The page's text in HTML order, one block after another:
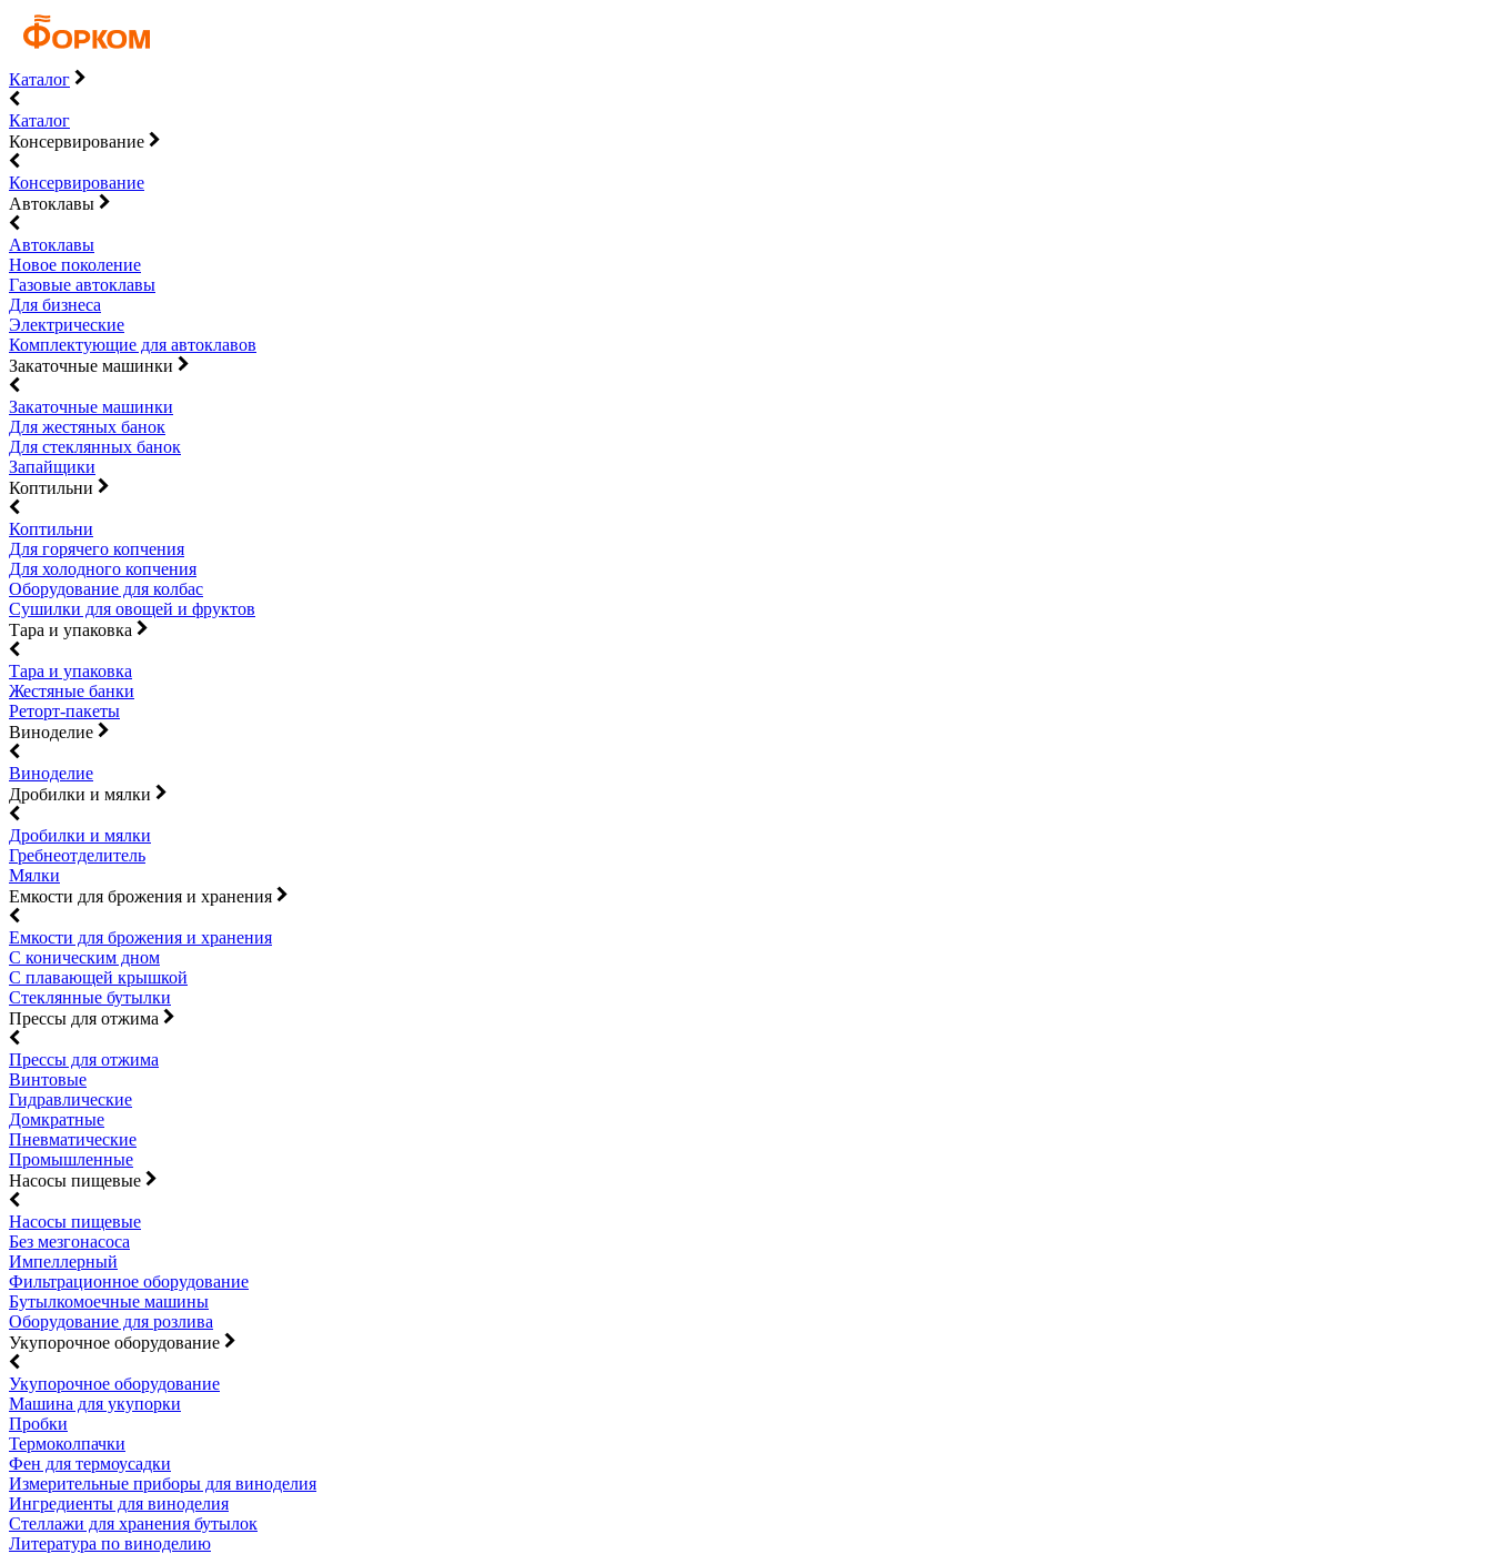
Каталог
Каталог
Консервирование
Консервирование
Автоклавы
Автоклавы
Новое поколение
Газовые автоклавы
Для бизнеса
Электрические
Комплектующие для автоклавов
Закаточные машинки
Закаточные машинки
Для жестяных банок
Для стеклянных банок
Запайщики
Коптильни
Коптильни
Для горячего копчения
Для холодного копчения
Оборудование для колбас
Сушилки для овощей и фруктов
Тара и упаковка
Тара и упаковка
Жестяные банки
Реторт-пакеты
Виноделие
Виноделие
Дробилки и мялки
Дробилки и мялки
Гребнеотделитель
Мялки
Емкости для брожения и хранения
Емкости для брожения и хранения
С коническим дном
С плавающей крышкой
Стеклянные бутылки
Прессы для отжима
Прессы для отжима
Винтовые
Гидравлические
Домкратные
Пневматические
Промышленные
Насосы пищевые
Насосы пищевые
Без мезгонасоса
Импеллерный
Фильтрационное оборудование
Бутылкомоечные машины
Оборудование для розлива
Укупорочное оборудование
Укупорочное оборудование
Машина для укупорки
Пробки
Термоколпачки
Фен для термоусадки
Измерительные приборы для виноделия
Ингредиенты для виноделия
Стеллажи для хранения бутылок
Литература по виноделию